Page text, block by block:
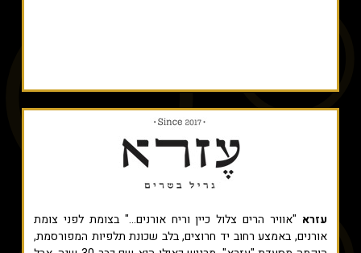
עזרא "אוויר הרים צלול כיין וריח אורנים..." בצומת לפני צומת
אורנים, באמצע רחוב יד חרוצים, בלב שכונת תלפיות המפורסמת,